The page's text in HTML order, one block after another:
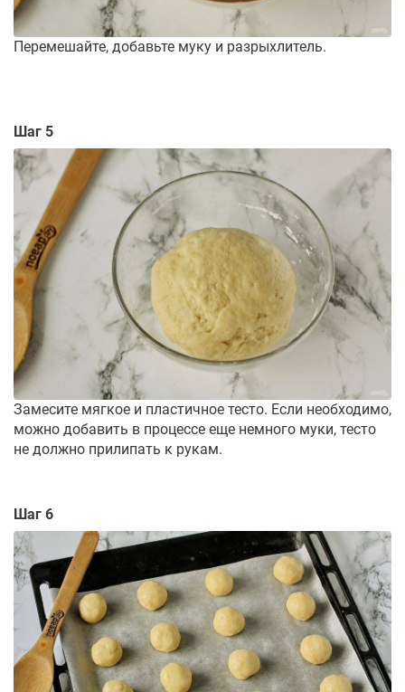
Перемешайте, добавьте муку и разрыхлитель.
Шаг 5
Замесите мягкое и пластичное тесто. Если необходимо,
можно добавить в процессе еще немного муки, тесто
не должно прилипать к рукам.
Шаг 6